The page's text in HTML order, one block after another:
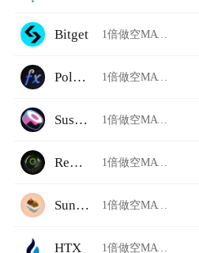
Bitget 1倍做空MATIC/USDT
Polynomial Trade 1倍做空MATIC/USDT
SushiSwap 1倍做空MATIC/USDT
Revoswap 1倍做空MATIC/USDT
Sundaeswap 1倍做空MATIC/USDT
HTX 1倍做空MATIC/USDT